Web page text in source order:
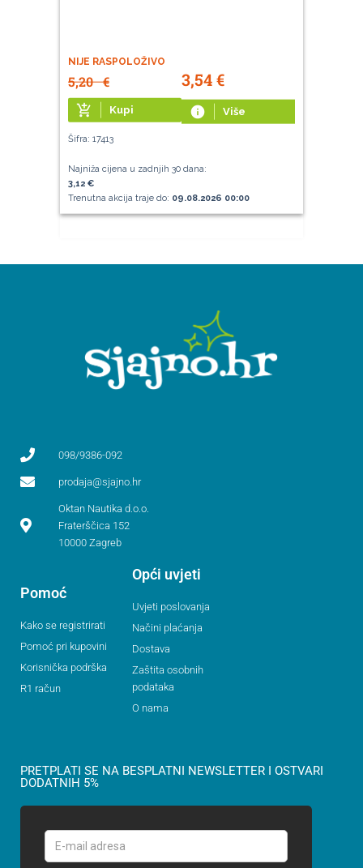
NIJE RASPOLOŽIVO
5,20€ 3,54€
add_shopping_cart Kupi info Više
Šifra: 17413
Najniža cijena u zadnjih 30 dana:
3,12 €
Trenutna akcija traje do: 09.08.2026 00:00
098/9386-092
prodaja@sjajno.hr
Oktan Nautika d.o.o.
Fraterščica 152
10000 Zagreb
Pomoć
Kako se registrirati
Pomoć pri kupovini
Korisnička podrška
R1 račun
Opći uvjeti
Uvjeti poslovanja
Načini plaćanja
Dostava
Zaštita osobnih
podataka
O nama
PRETPLATI SE NA BESPLATNI NEWSLETTER I OSTVARI
DODATNIH 5%